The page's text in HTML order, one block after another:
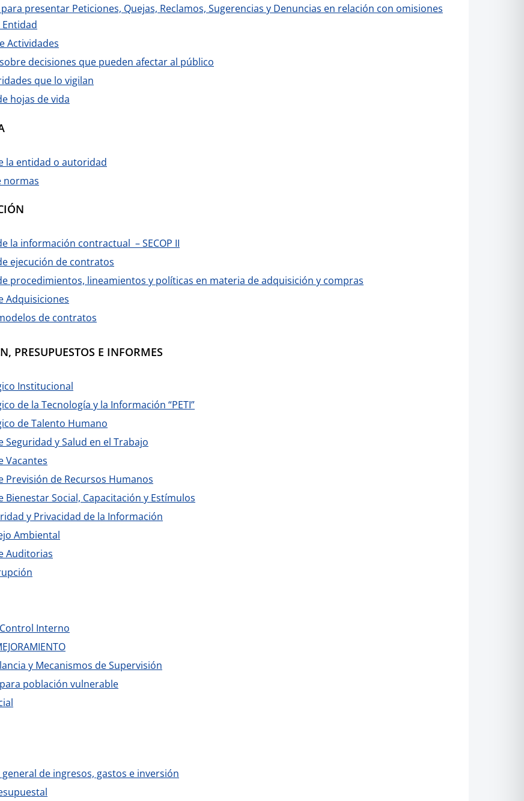
presentar Peticiones, Quejas, Reclamos, Sugerencias y Denuncias en relación con omisiones
Entidad
Actividades
decisiones que pueden afectar al público
que lo vigilan
hojas de vida
la entidad o autoridad
normas
la información contractual – SECOP II
ejecución de contratos
procedimientos, lineamientos y políticas en materia de adquisición y compras
Adquisiciones
de contratos
PRESUPUESTOS E INFORMES
Institucional
de la Tecnología y la Información “PETI”
de Talento Humano
Seguridad y Salud en el Trabajo
Vacantes
Previsión de Recursos Humanos
Bienestar Social, Capacitación y Estímulos
y Privacidad de la Información
Ambiental
Auditorias
Interno
y Mecanismos de Supervisión
población vulnerable
de ingresos, gastos e inversión